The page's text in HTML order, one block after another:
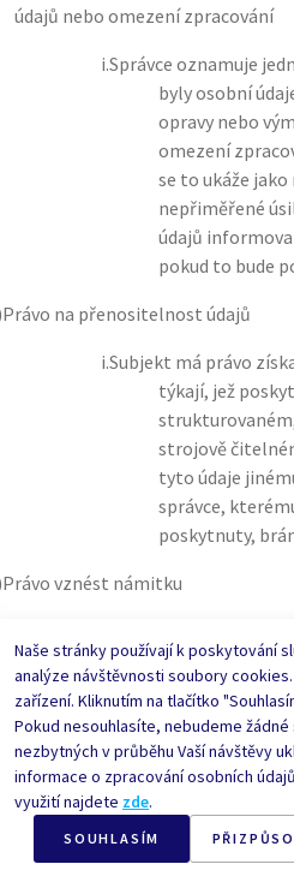
údajů nebo omezení zpracování
i.Správce oznamuje
byly osobní
opravy nebo
omezení
se to ukáže
nepřiměřené
údajů
pokud to bude
Právo na přenositelnost údajů
i.Subjekt má právo
týkají, jež
strojově
tyto údaje
správce,
poskytnuty,
Právo vznést námitku
subjekt údajů
proti zpracování
týkají.
Pokud vznese
osobní údaje
Naše stránky používají k poskytování
analýze návštěvnosti soubory
zařízení. Kliknutím na tlačítko
Pokud nesouhlasíte, nebudeme
nezbytných v průběhu Vaší návštěvy
informace o zpracování osobních
využití najdete zde.
SOUHLASÍM